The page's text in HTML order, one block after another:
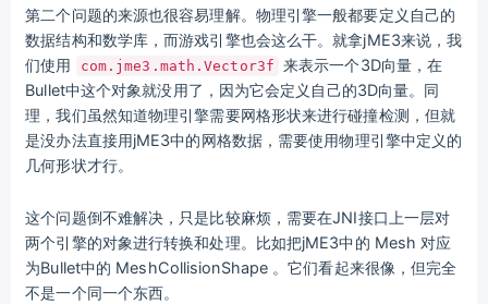
第二个问题的来源也很容易理解。物理引擎一般都要定义自己的
数据结构和数学库，而游戏引擎也会这么干。就拿jME3来说，我
们使用
com.jme3.math.Vector3f 来表示一个3D向量，在
Bullet中这个对象就没用了，因为它会定义自己的3D向量。同
理，我们虽然知道物理引擎需要网格形状来进行碰撞检测，但就
是没办法直接用jME3中的网格数据，需要使用物理引擎中定义的
几何形状才行。
这个问题倒不难解决，只是比较麻烦，需要在JNI接口上一层对
两个引擎的对象进行转换和处理。比如把jME3中的 Mesh 对应
为Bullet中的 MeshCollisionShape 。它们看起来很像，但完全
不是一个同一个东西。